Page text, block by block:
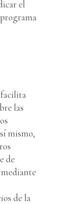
el
facilita
las
mismo,
de
de la